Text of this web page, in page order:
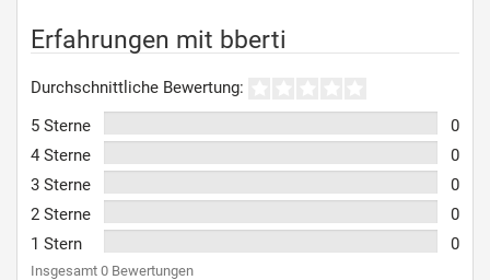
Erfahrungen mit bberti
Durchschnittliche Bewertung:
5 Sterne
0
4 Sterne
0
3 Sterne
0
2 Sterne
0
1 Stern
0
Insgesamt 0 Bewertungen